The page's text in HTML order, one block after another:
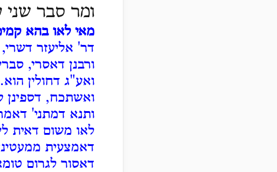
ומר סבר שני
מאי לאו בהא
דר' אליעזר דשרי,
ורבנן דאסרי,
ואע"ג דחולין הוא.
ואשתכח,
ותנא דמתני'
לאו משום דאית
דאמצעית
דאסור לגרום